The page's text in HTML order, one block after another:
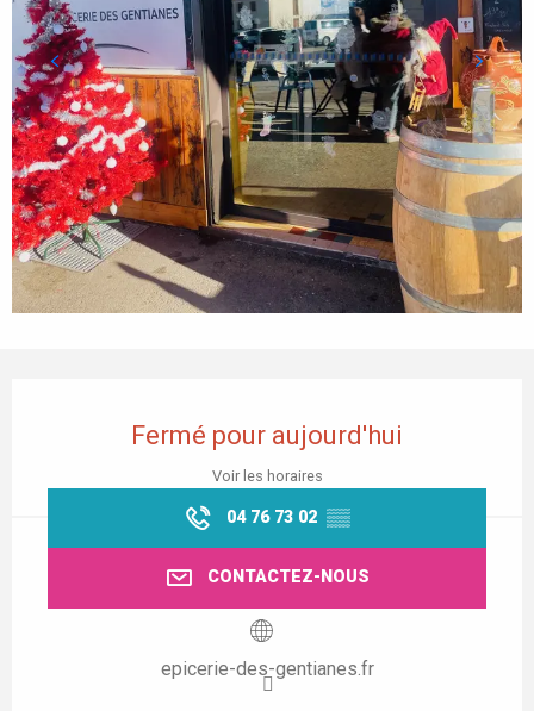
Fermé pour aujourd'hui
Voir les horaires
04 76 73 02 ▒▒
CONTACTEZ-NOUS
epicerie-des-gentianes.fr